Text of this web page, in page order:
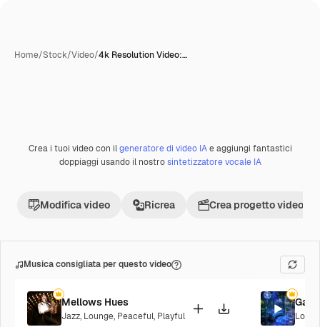
Home/Stock/Video/4k Resolution Video:…
Premium
Crea i tuoi video con ilgeneratore di video IAe aggiungi fantastici
doppiaggi usando il nostrosintetizzatore vocale IA
Modifica video Ricrea Crea progetto video
Musica consigliata per questo video
Mellows Hues
Jazz, Lounge, Peaceful, Playful